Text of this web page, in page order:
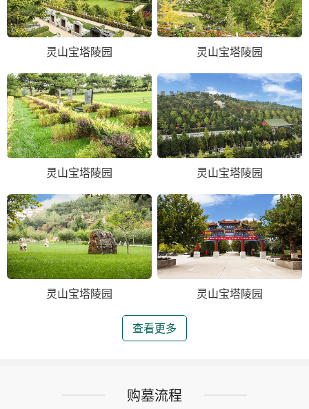
灵山宝塔陵园 灵山宝塔陵园
灵山宝塔陵园 灵山宝塔陵园
灵山宝塔陵园 灵山宝塔陵园
查看更多
购墓流程